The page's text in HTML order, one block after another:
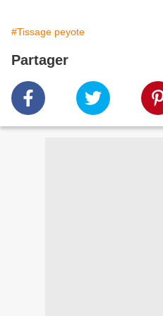
#Tissage peyote
Partager